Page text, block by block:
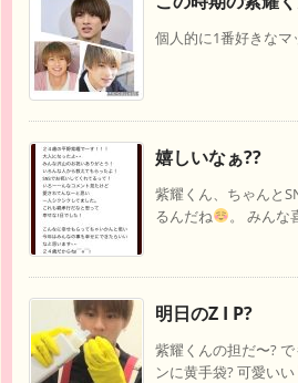
個人的に1番好きなマ
嬉しいなぁ??
紫耀くん、ちゃんと
るんだね
。 みんな
明日のZ I P?
紫耀くんの担だ〜?
ンに黄手袋? 可愛いい